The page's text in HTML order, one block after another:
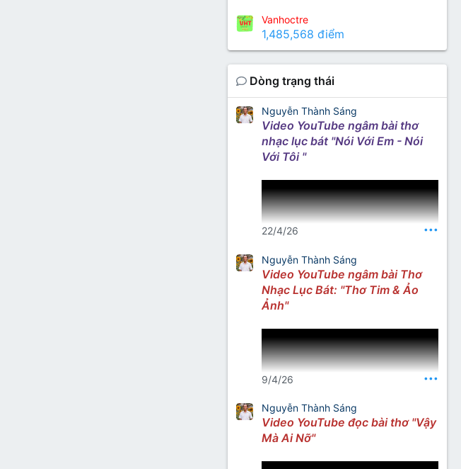
Vanhoctre
1,485,568 điểm
Dòng trạng thái
Nguyễn Thành Sáng
Video YouTube ngâm bài thơ
nhạc lục bát "Nói Với Em - Nói
Với Tôi "
Nguồn: Thơ Nhạc Nhất Lang
22/4/26 •••
Nguyễn Thành Sáng
Video YouTube ngâm bài Thơ
Nhạc Lục Bát: "Thơ Tim & Ảo
Ảnh"
9/4/26 •••
Nguyễn Thành Sáng
Video YouTube đọc bài thơ "Vậy
Mà Ai Nỡ"